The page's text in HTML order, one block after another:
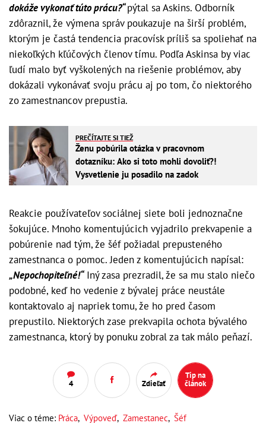
dokáže vykonať túto prácu?“pýtal sa Askins. Odborník
zdôraznil, že výmena správ poukazuje na širší problém,
ktorým je častá tendencia pracovísk príliš sa spoliehať na
niekoľkých kľúčových členov tímu. Podľa Askinsa by viac
ľudí malo byť vyškolených na riešenie problémov, aby
dokázali vykonávať svoju prácu aj po tom, čo niektorého
zo zamestnancov prepustia.
PREČÍTAJTE SI TIEŽ
Ženu pobúrila otázka v pracovnom
dotazníku: Ako si toto mohli dovoliť?!
Vysvetlenie ju posadilo na zadok
Reakcie používateľov sociálnej siete boli jednoznačne
šokujúce. Mnoho komentujúcich vyjadrilo prekvapenie a
pobúrenie nad tým, že šéf požiadal prepusteného
zamestnanca o pomoc. Jeden z komentujúcich napísal:
„Nepochopiteľné!“Iný zasa prezradil, že sa mu stalo niečo
podobné, keď ho vedenie z bývalej práce neustále
kontaktovalo aj napriek tomu, že ho pred časom
prepustilo. Niektorých zase prekvapila ochota bývalého
zamestnanca, ktorý by ponuku zobral za tak málo peňazí.
4 Zdieľať
Tip na
článok
Viac o téme: Práca, Výpoveď, Zamestanec, Šéf